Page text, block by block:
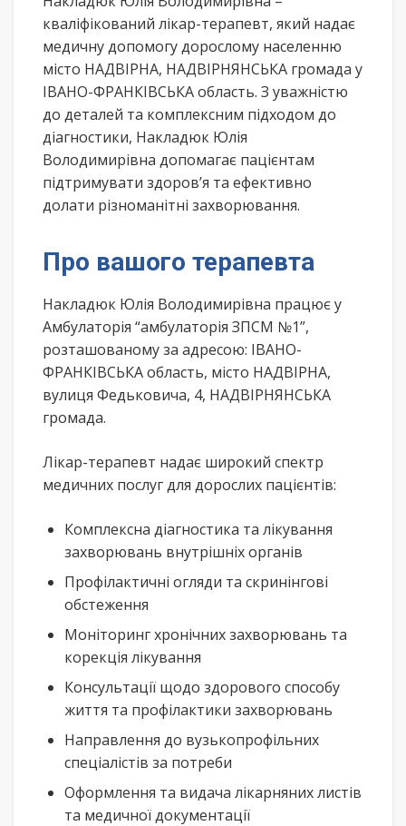
кваліфікований лікар-терапевт, який надає
медичну допомогу дорослому населенню
місто НАДВІРНА, НАДВІРНЯНСЬКА громада у
ІВАНО-ФРАНКІВСЬКА область. З уважністю
до деталей та комплексним підходом до
діагностики, Накладюк Юлія
Володимирівна допомагає пацієнтам
підтримувати здоров’я та ефективно
долати різноманітні захворювання.
Про вашого терапевта
Накладюк Юлія Володимирівна працює у
Амбулаторія “амбулаторія ЗПСМ №1”,
розташованому за адресою: ІВАНО-
ФРАНКІВСЬКА область, місто НАДВІРНА,
вулиця Федьковича, 4, НАДВІРНЯНСЬКА
громада.
Лікар-терапевт надає широкий спектр
медичних послуг для дорослих пацієнтів:
Комплексна діагностика та лікування
захворювань внутрішніх органів
Профілактичні огляди та скринінгові
обстеження
Моніторинг хронічних захворювань та
корекція лікування
Консультації щодо здорового способу
життя та профілактики захворювань
Направлення до вузькопрофільних
спеціалістів за потреби
Оформлення та видача лікарняних листів
та медичної документації